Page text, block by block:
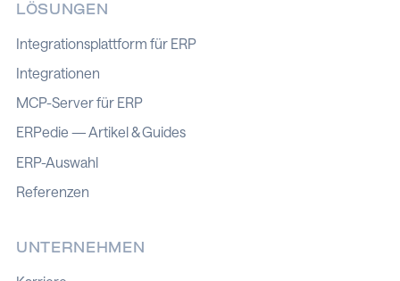
LÖSUNGEN
Integrationsplattform für ERP
Integrationen
MCP-Server für ERP
ERPedie — Artikel & Guides
ERP-Auswahl
Referenzen
UNTERNEHMEN